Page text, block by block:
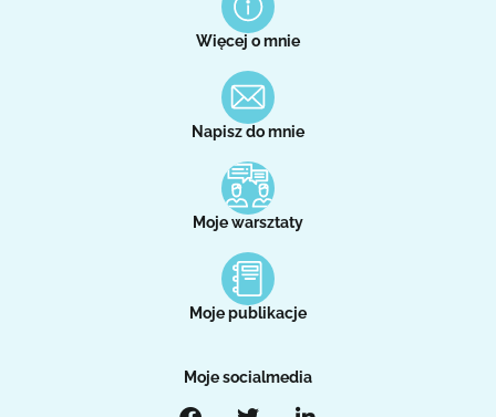
Więcej o mnie
Napisz do mnie
Moje warsztaty
Moje publikacje
Moje socialmedia